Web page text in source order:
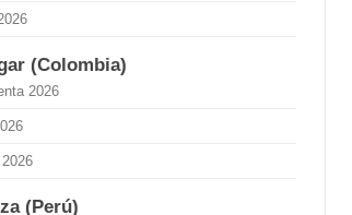
(Colombia)
2026
(Perú)